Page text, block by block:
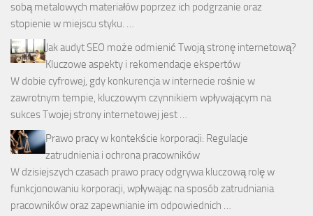
sobą metalowych materiałów poprzez ich podgrzanie oraz
stopienie w miejscu styku. …
Jak audyt SEO może odmienić Twoją stronę internetową?
Kluczowe aspekty i rekomendacje ekspertów
W dobie cyfrowej, gdy konkurencja w internecie rośnie w
zawrotnym tempie, kluczowym czynnikiem wpływającym na
sukces Twojej strony internetowej jest …
Prawo pracy w kontekście korporacji: Regulacje
zatrudnienia i ochrona pracowników
W dzisiejszych czasach prawo pracy odgrywa kluczową rolę w
funkcjonowaniu korporacji, wpływając na sposób zatrudniania
pracowników oraz zapewnianie im odpowiednich …